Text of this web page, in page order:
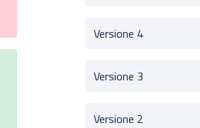
Versione 4
Versione 3
Versione 2